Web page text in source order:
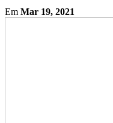
Em Mar 19, 2021